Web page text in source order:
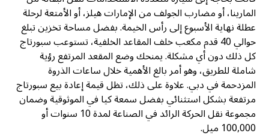
المارينا، أو مضارب الجولف من الإمارات هيلز، أو الأمتعة لرحلة
عطلة نهاية الأسبوع إلى رأس الخيمة. بفضل مساحة تخزين تبلغ
حوالي 40 قدم مكعب خلف المقاعد الخلفية، تستوعب سبورتاج
كل ذلك دون أي مشكلة. يمنحك وضع المقعد المرتفع رؤية
شاملة للطريق، وهو أمر بالغ الأهمية خلال ساعات الذروة
المزدحمة في دبي. علاوة على ذلك، تظل قيمة إعادة بيع سبورتاج
مرتفعة بشكل استثنائي بفضل سمعة كيا في الموثوقية وضمان
مجموعة نقل الحركة الرائد في الصناعة لمدة 10 سنوات أو
100,000 ميل.